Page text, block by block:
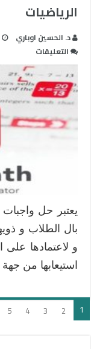
الرياضيات
د. الحسين اوباري
التعليقات
تطبيقات
أيباد
تساعد
الطلاب
في
الرياضيات
مغلقة
يعتبر حل
بال الطلاب و
و لاعتمادها
استيعابها من
1
2
3
4
5